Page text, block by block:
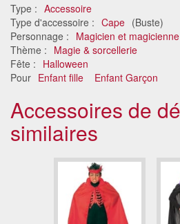
Type : Accessoire
Type d'accessoire : Cape (Buste)
Personnage : Magicien et magicienne
Thème : Magie & sorcellerie
Fête : Halloween
Pour Enfant fille Enfant Garçon
Accessoires de
similaires